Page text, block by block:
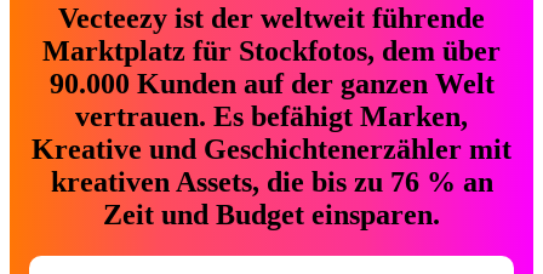
Vecteezy ist der weltweit führende
Marktplatz für Stockfotos, dem über
90.000 Kunden auf der ganzen Welt
vertrauen. Es befähigt Marken,
Kreative und Geschichtenerzähler mit
kreativen Assets, die bis zu 76 % an
Zeit und Budget einsparen.